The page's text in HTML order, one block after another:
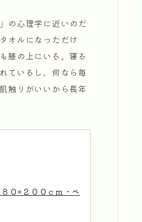
の心理学に近いのだ
オルになっただけ
膝の上にいる。寝る
ているし、何なら毎
触りがいいから長年
０×２００ｃｍ・ベ